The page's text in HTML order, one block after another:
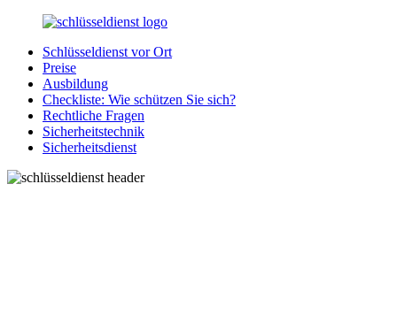
Zurück
Inhalt
SchluesseldienstDirekt.de
Ihre
Notlage
wird
gelöst!
Schlüsseldienst vor Ort
Preise
Ausbildung
Checkliste: Wie schützen Sie sich?
Rechtliche Fragen
Sicherheitstechnik
Sicherheitsdienst